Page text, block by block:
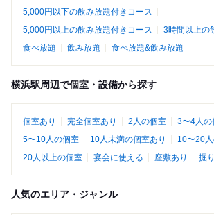
5,000円以下の飲み放題付きコース
5,000円以上の飲み放題付きコース
3時間以上の
食べ放題
飲み放題 食べ放題&飲み放題
横浜駅周辺で個室・設備から探す
個室あり 完全個室あり 2人の個室
3〜4人の
5〜10人の個室
10人未満の個室あり
10〜20
20人以上の個室
宴会に使える 座敷あり 掘
人気のエリア・ジャンル